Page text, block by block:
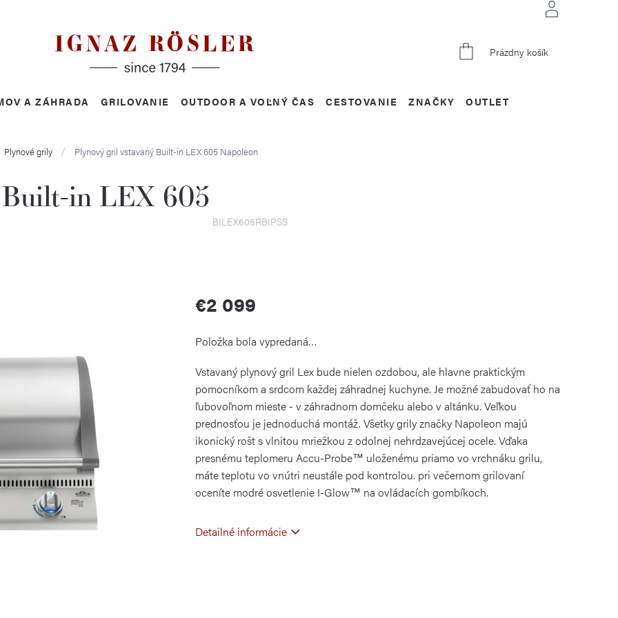
NÁKUPNÝ
Prázdny košík
A ZÁHRADA GRILOVANIE OUTDOOR A VOĽNÝ ČAS CESTOVANIE OUTLET
ZNAČKY
Plynové grily Plynový gril vstavaný Built-in LEX 605 Napoleon
Built-in LEX 605
BILEX605RBIPSS
€2 099
cena:
Položka bola vypredaná…
Vstavaný plynový gril Lex bude nielen ozdobou, ale hlavne praktickým
pomocníkom a srdcom každej záhradnej kuchyne. Je možné zabudovať ho na
ľubovoľnom mieste - v záhradnom domčeku alebo v altánku. Veľkou
prednosťou je jednoduchá montáž. Všetky grily značky Napoleon majú
ikonický rošt s vlnitou mriežkou z odolnej nehrdzavejúcej ocele. Vďaka
presnému teplomeru Accu-Probe™ uloženému priamo vo vrchnáku grilu,
máte teplotu vo vnútri neustále pod kontrolou. pri večernom grilovaní
oceníte modré osvetlenie I-Glow™ na ovládacích gombíkoch.
Detailné informácie